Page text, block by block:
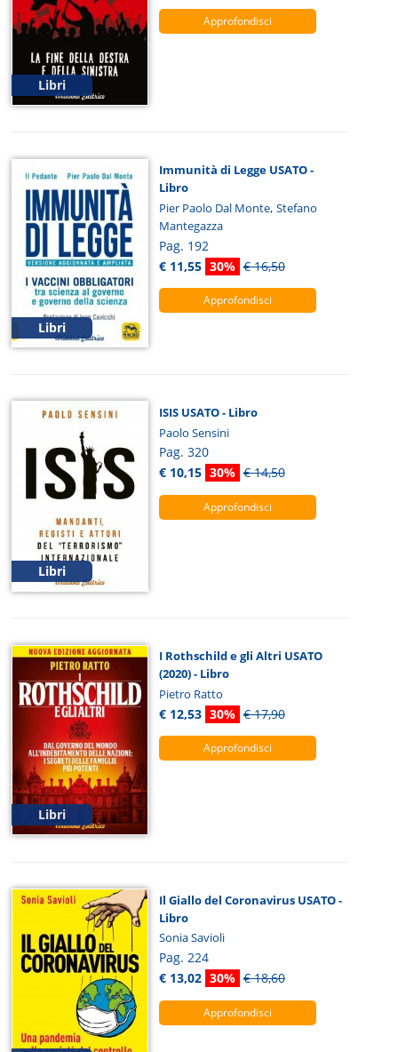
Libri
Approfondisci
Libri
Immunità di Legge USATO -
Libro
Pier Paolo Dal Monte, Stefano
Mantegazza
Pag. 192
€ 11,55 30% € 16,50
Approfondisci
Libri
ISIS USATO - Libro
Paolo Sensini
Pag. 320
€ 10,15 30% € 14,50
Approfondisci
Libri
I Rothschild e gli Altri USATO
(2020) - Libro
Pietro Ratto
€ 12,53 30% € 17,90
Approfondisci
Il Giallo del Coronavirus USATO -
Libro
Sonia Savioli
Pag. 224
€ 13,02 30% € 18,60
Approfondisci